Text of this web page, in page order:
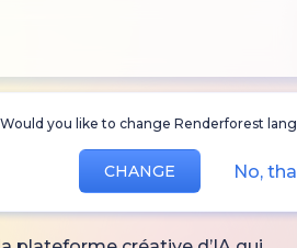
Would you like to change Renderforest
CHANGE No,
vidéos,
et audio IA